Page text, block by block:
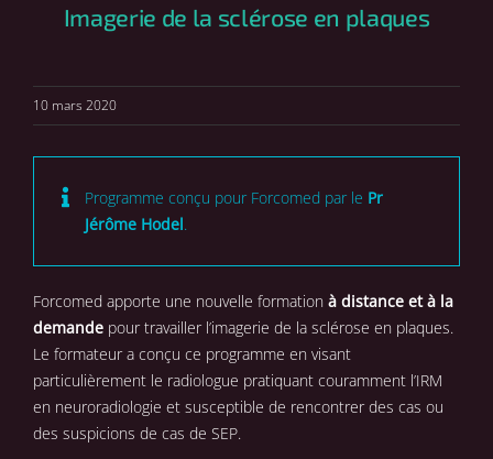
Imagerie de la sclérose en plaques
10 mars 2020
Programme conçu pour Forcomed par le Pr
Jérôme Hodel.
Forcomed apporte une nouvelle formation à distance et à la
demande pour travailler l’imagerie de la sclérose en plaques.
Le formateur a conçu ce programme en visant
particulièrement le radiologue pratiquant couramment l’IRM
en neuroradiologie et susceptible de rencontrer des cas ou
des suspicions de cas de SEP.